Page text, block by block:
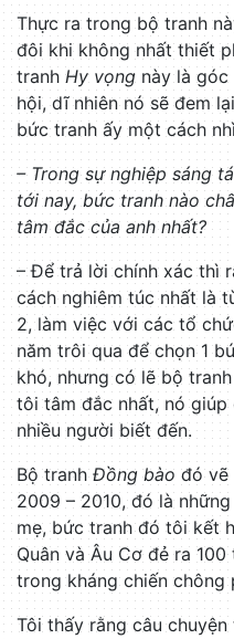
Thực ra trong bộ tranh
đôi khi không nhất thiết
tranh Hy vọng này là
hội, dĩ nhiên nó sẽ đem
bức tranh ấy một cách
– Trong sự nghiệp sáng
tới nay, bức tranh nào
tâm đắc của anh nhất?
– Để trả lời chính xác thì
cách nghiêm túc nhất là
2, làm việc với các tổ
năm trôi qua để chọn 1
khó, nhưng có lẽ bộ
tôi tâm đắc nhất, nó
nhiều người biết đến.
Bộ tranhĐồng bào đó vẽ
2009 – 2010, đó là
mẹ, bức tranh đó tôi kết
Quân và Âu Cơ đẻ ra
trong kháng chiến chông
Tôi thấy rằng câu